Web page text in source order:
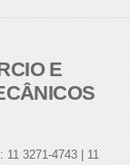
E
11 3271-4743 | 11